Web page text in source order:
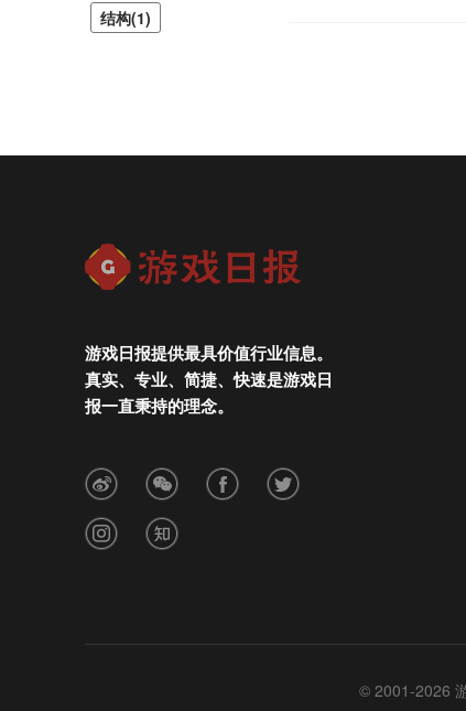
结构(1)
游戏日报提供最具价值行业信息。
真实、专业、简捷、快速是游戏日
报一直秉持的理念。
© 2001-2026